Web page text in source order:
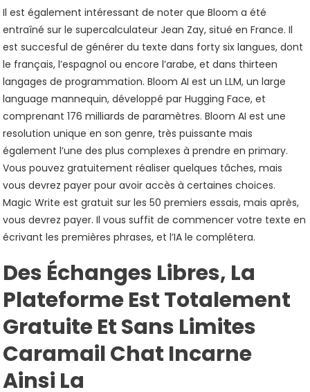
Il est également intéressant de noter que Bloom a été
entraîné sur le supercalculateur Jean Zay, situé en France. Il
est succesful de générer du texte dans forty six langues, dont
le français, l’espagnol ou encore l’arabe, et dans thirteen
langages de programmation. Bloom AI est un LLM, un large
language mannequin, développé par Hugging Face, et
comprenant 176 milliards de paramètres. Bloom AI est une
resolution unique en son genre, très puissante mais
également l’une des plus complexes à prendre en primary.
Vous pouvez gratuitement réaliser quelques tâches, mais
vous devrez payer pour avoir accès à certaines choices.
Magic Write est gratuit sur les 50 premiers essais, mais après,
vous devrez payer. Il vous suffit de commencer votre texte en
écrivant les premières phrases, et l’IA le complétera.
Des Échanges Libres, La
Plateforme Est Totalement
Gratuite Et Sans Limites
Caramail Chat Incarne
Ainsi La